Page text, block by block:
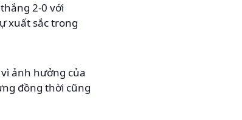
2-0 với
xuất sắc trong
ảnh hưởng của
đồng thời cũng